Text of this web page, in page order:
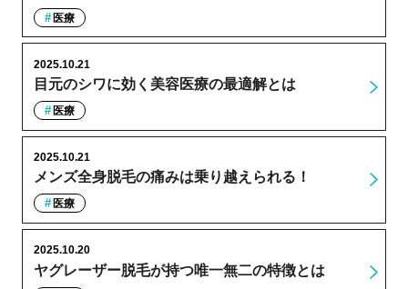
医療
目元のシワに効く美容医療の最適解とは
2025.10.21
医療
メンズ全身脱毛の痛みは乗り越えられる！
2025.10.21
医療
ヤグレーザー脱毛が持つ唯一無二の特徴とは
2025.10.20